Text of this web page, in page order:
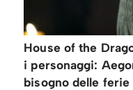
House of the
i personaggi:
bisogno delle ferie